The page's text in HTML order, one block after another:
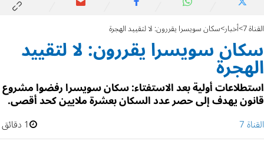
القناة 7 أخبار سكان سويسرا يقررون: لا لتقييد الهجرة
سكان سويسرا يقررون: لا لتقييد
الهجرة
استطلاعات أولية بعد الاستفتاء: سكان سويسرا رفضوا مشروع
قانون يهدف إلى حصر عدد السكان بعشرة ملايين كحد أقصى.
القناة 7
1 دقائق